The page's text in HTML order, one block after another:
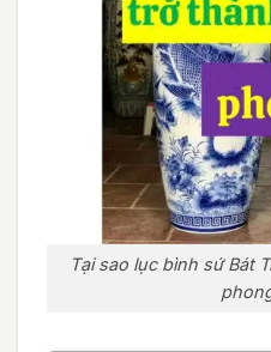
Tại sao lục bình sứ Bát